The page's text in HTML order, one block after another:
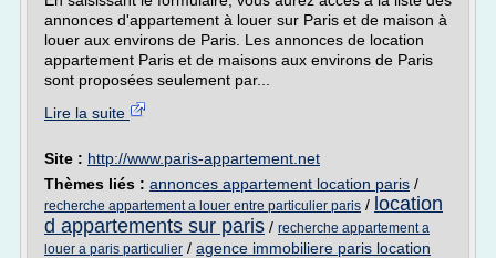
annonces d'appartement à louer sur Paris et de maison à
louer aux environs de Paris. Les annonces de location
appartement Paris et de maisons aux environs de Paris
sont proposées seulement par...
Lire la suite
Site : http://www.paris-appartement.net
Thèmes liés : annonces appartement location paris /
recherche appartement a louer entre particulier paris / location
d appartements sur paris / recherche appartement a
louer a paris particulier / agence immobiliere paris location